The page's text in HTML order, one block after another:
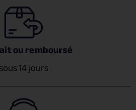
ou remboursé
sous 14 jours